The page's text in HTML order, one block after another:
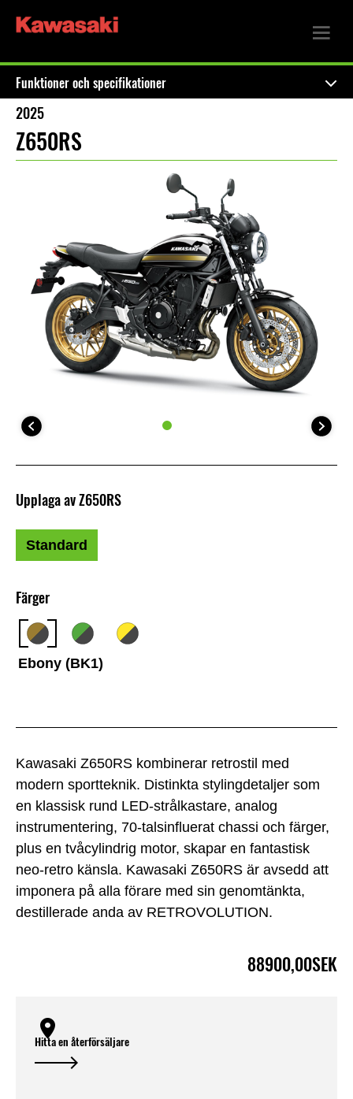
Funktioner och specifikationer
2025
Z650RS
Kawasaki Z650RS kombinerar retrostil med
modern sportteknik. Distinkta stylingdetaljer som
en klassisk rund LED-strålkastare, analog
instrumentering, 70-talsinfluerat chassi och färger,
plus en tvåcylindrig motor, skapar en fantastisk
neo-retro känsla. Kawasaki Z650RS är avsedd att
imponera på alla förare med sin genomtänkta,
destillerade anda av RETROVOLUTION.
88900,00SEK
Färger
Ebony (BK1)
Upplaga av Z650RS
Standard
Hitta en återförsäljare